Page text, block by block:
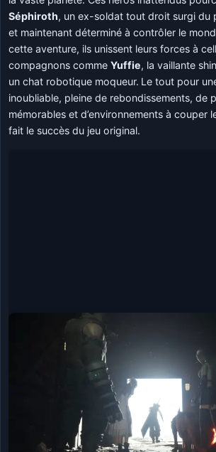
Séphiroth, un ex-soldat tout droit surgi du
et maintenant déterminé à contrôler le
cette aventure, ils unissent leurs forces à
compagnons commeYuffie, la vaillante
un chat robotique moqueur. Le tout pour
inoubliable, pleine de rebondissements, de
mémorables et d’environnements à couper
fait le succès du jeu original.